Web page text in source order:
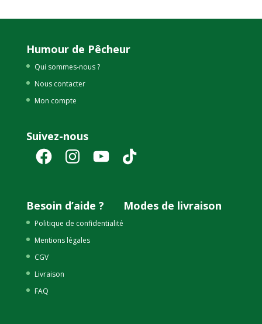
Humour de Pêcheur
Qui sommes-nous ?
Nous contacter
Mon compte
Suivez-nous
FacebookInstagramYouTube TikTok
Besoin d’aide ?
Politique de confidentialité
Mentions légales
CGV
Livraison
FAQ
Modes de livraison